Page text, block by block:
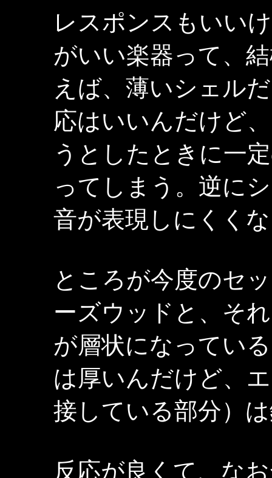
レスポンスもいい
がいい楽器って、
えば、薄いシェル
応はいいんだけど
うとしたときに一
ってしまう。逆に
音が表現しにくく
ところが今度のセ
ーズウッドと、そ
が層状になってい
は厚いんだけど、
接している部分）
反応が良くて、な